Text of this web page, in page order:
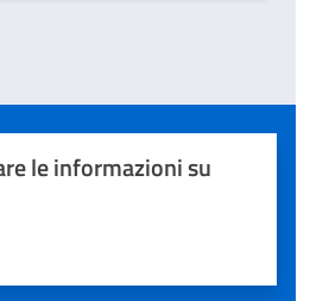
le informazioni su
5 stelle su 5
su 5
su 5
5